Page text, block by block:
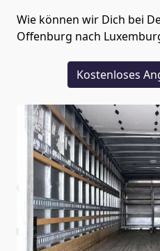
Wie können wir Dich bei
Offenburg nach
Kostenloses